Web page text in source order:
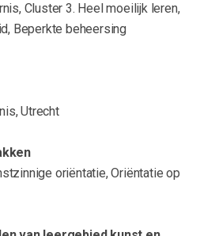
Cluster 3. Heel moeilijk leren,
Beperkte beheersing
Utrecht
oriëntatie, Oriëntatie op